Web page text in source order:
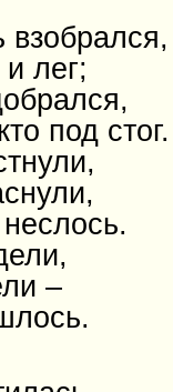
взобрался,
лег;
под стог.
–